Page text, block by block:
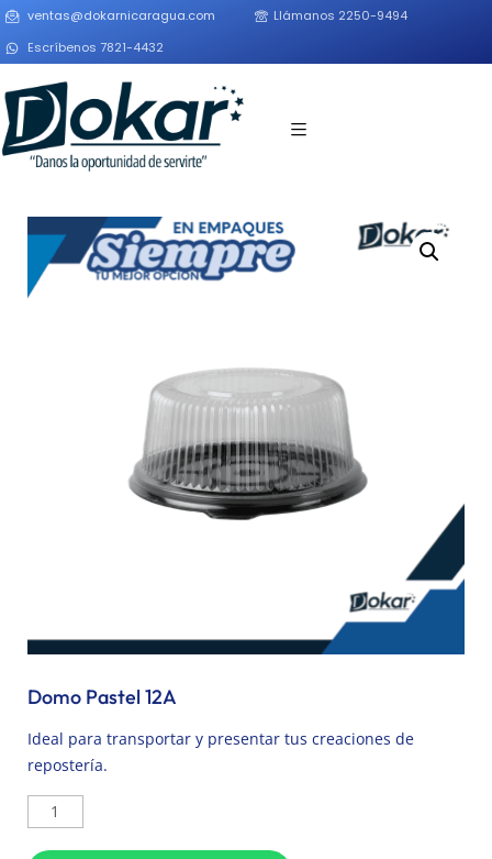
ventas@dokarnicaragua.com
Llámanos 2250-9494
Escríbenos 7821-4432
Domo Pastel 12A
Ideal para transportar y presentar tus creaciones de
repostería.